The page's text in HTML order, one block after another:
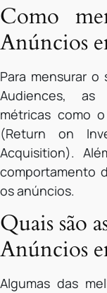
Como
Anúncios
Para mensurar
Audiences, as
métricas como
(Return on
Acquisition).
comportamento
os anúncios.
Quais são
Anúncios
Algumas das